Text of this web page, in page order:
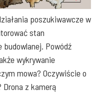
poszukiwawcze w
stan
Powódź
wykrywanie
mowa? Oczywiście o
z kamerą